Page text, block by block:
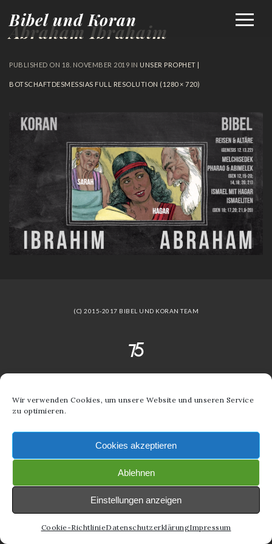
Wir verwenden Cookies, um unsere Website und unseren Service
zu optimieren.
Cookies akzeptieren
Ablehnen
Einstellungen anzeigen
Cookie-RichtlinieDatenschutzerklärungImpressum
Bibel und Koran
Abraham Ibrahaim
PUBLISHED ON 18. NOVEMBER 2019 IN UNSER PROPHET |
BOTSCHAFTDESMESSIAS FULL RESOLUTION (1280 × 720)
(C) 2015-2017 BIBEL UND KORAN TEAM